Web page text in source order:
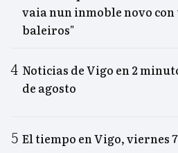
vaia nun inmoble novo con
baleiros"
Noticias de Vigo en 2
de agosto
El tiempo en Vigo, viernes